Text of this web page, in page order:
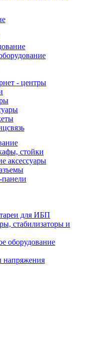
- центры
стойки
аксессуары
панели
для ИБП
стабилизаторы и
оборудование
напряжения